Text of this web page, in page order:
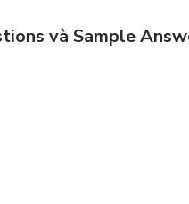
và Sample